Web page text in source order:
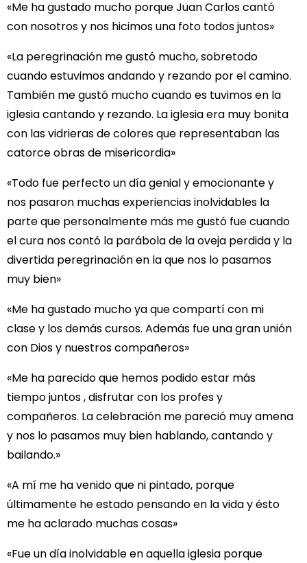
«Me ha gustado mucho porque Juan Carlos cantó
con nosotros y nos hicimos una foto todos juntos»
«La peregrinación me gustó mucho, sobretodo
cuando estuvimos andando y rezando por el camino.
También me gustó mucho cuando es tuvimos en la
iglesia cantando y rezando. La iglesia era muy bonita
con las vidrieras de colores que representaban las
catorce obras de misericordia»
«Todo fue perfecto un día genial y emocionante y
nos pasaron muchas experiencias inolvidables la
parte que personalmente más me gustó fue cuando
el cura nos contó la parábola de la oveja perdida y la
divertida peregrinación en la que nos lo pasamos
muy bien»
«Me ha gustado mucho ya que compartí con mi
clase y los demás cursos. Además fue una gran unión
con Dios y nuestros compañeros»
«Me ha parecido que hemos podido estar más
tiempo juntos , disfrutar con los profes y
compañeros. La celebración me pareció muy amena
y nos lo pasamos muy bien hablando, cantando y
bailando.»
«A mí me ha venido que ni pintado, porque
últimamente he estado pensando en la vida y ésto
me ha aclarado muchas cosas»
«Fue un día inolvidable en aquella iglesia porque